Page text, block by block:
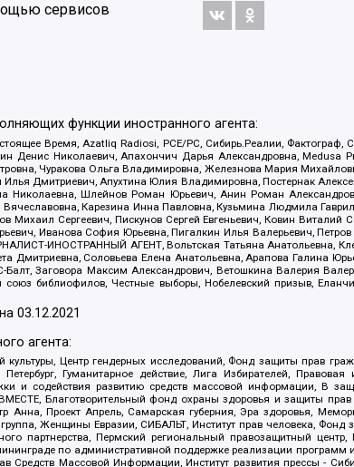
сервисов
функции иностранного агента:
Время, Azatliq Radiosi, PCE/PC, Сибирь.Реалии, Фактограф,
Денис Николаевич, Апахончич Дарья Александровна, Medusa
Чуракова Ольга Владимировна, Железнова Мария
Дмитриевич, Апухтина Юлия Владимировна, Постернак
Николаевна, Шлейнов Роман Юрьевич, Анин Роман
Вячеславовна, Карезина Инна Павловна, Кузьмина Людмила
Сергеевич, Пискунов Сергей Евгеньевич, Ковин Виталий
Иванова София Юрьевна, Пигалкин Илья Валерьевич,
ИНОСТРАННЫЙ АГЕНТ, Вольтская Татьяна Анатольевна,
Дмитриевна, Соловьева Елена Анатольевна, Арапова Галина
Заговора Максим Александрович, Ветошкина Валерия
библиофилов, Честные выборы, Нобелевский призыв,
03.12.2021
агента:
Центр гендерных исследований, Фонд защиты прав
Гуманитарное действие, Лига Избирателей, Правовая
и содействия развитию средств массовой информации, В
Благотворительный фонд охраны здоровья и защиты
Анна, Проект Апрель, Самарская губерния, Эра здоровья,
Женщины Евразии, СИБАЛЬТ, Институт прав человека, Фонд
партнерства, Пермский региональный правозащитный
по административной поддержке реализации программ и
Средств Массовой Информации, Институт развития прессы -